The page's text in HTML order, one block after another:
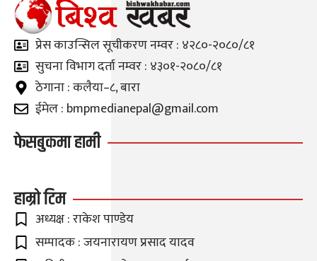
प्रेस काउन्सिल सूचीकरण नम्वर : ४२८०-२०८०/८१
सुचना विभाग दर्ता नम्वर : ४३०१-२०८०/८१
ठेगाना : कलैया–८, बारा
ईमेल : bmpmedianepal@gmail.com
फेसबुकमा हामी
हाम्रो टिम
अध्यक्ष : राकेश पाण्डेय
सम्पादक : जयनारायण प्रसाद यादव